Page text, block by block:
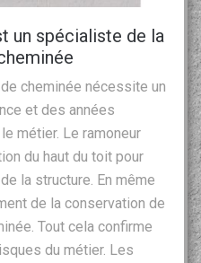
un spécialiste de la
de cheminée nécessite un
et des années
métier. Le ramoneur
du haut du toit pour
la structure. En même
de la conservation de
Tout cela confirme
du métier. Les